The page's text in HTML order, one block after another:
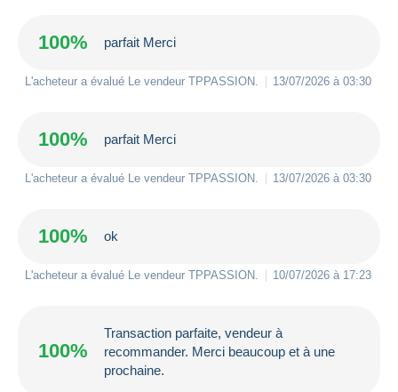
100% parfait Merci
L'acheteur a évalué Le vendeur TPPASSION 13/07/2026 à 03:30
100% parfait Merci
L'acheteur a évalué Le vendeur TPPASSION 13/07/2026 à 03:30
100% ok
L'acheteur a évalué Le vendeur TPPASSION 10/07/2026 à 17:23
100%
Transaction parfaite, vendeur à
recommander. Merci beaucoup et à une
prochaine.